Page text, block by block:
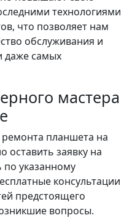
технологиями
что позволяет нам
обслуживания и
даже самых
мастера
планшета на
оставить заявку на
указанному
консультации
предстоящего
вопросы.